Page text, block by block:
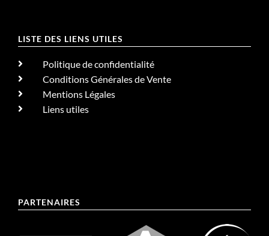
LISTE DES LIENS UTILES
Politique de confidentialité
Conditions Générales de Vente
Mentions Légales
Liens utiles
PARTENAIRES